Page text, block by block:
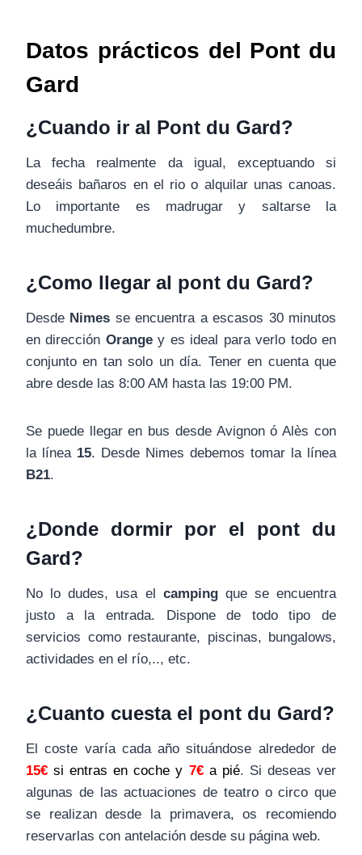
Datos prácticos del Pont du
Gard
¿Cuando ir al Pont du Gard?
La fecha realmente da igual, exceptuando si
deseáis bañaros en el rio o alquilar unas canoas.
Lo importante es madrugar y saltarse la
muchedumbre.
¿Como llegar al pont du Gard?
Desde Nimes se encuentra a escasos 30 minutos
en dirección Orangey es ideal para verlo todo en
conjunto en tan solo un día. Tener en cuenta que
abre desde las 8:00 AM hasta las 19:00 PM.
Se puede llegar en bus desde Avignon ó Alès con
la línea 15. Desde Nimes debemos tomar la línea
B21.
¿Donde dormir por el pont du
Gard?
No lo dudes, usa el campingque se encuentra
justo a la entrada. Dispone de todo tipo de
servicios como restaurante, piscinas, bungalows,
actividades en el río,.., etc.
¿Cuanto cuesta el pont du Gard?
El coste varía cada año situándose alrededor de
15€ si entras en coche y 7€ a pié. Si deseas ver
algunas de las actuaciones de teatro o circo que
se realizan desde la primavera, os recomiendo
reservarlas con antelación desde su página web.